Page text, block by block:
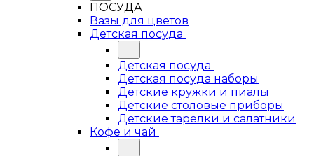
ПОСУДА
Вазы для цветов
Детская посуда
Детская посуда
Детская посуда наборы
Детские кружки и пиалы
Детские столовые приборы
Детские тарелки и салатники
Кофе и чай